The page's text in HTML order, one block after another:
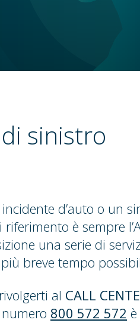
sinistro
d’auto o un
è sempre
una serie di
breve tempo
al CALL
800 572 572